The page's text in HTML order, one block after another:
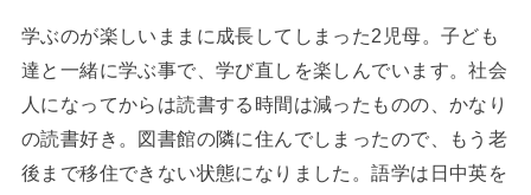
学ぶのが楽しいままに成長してしまった2児母。子ども
達と一緒に学ぶ事で、学び直しを楽しんでいます。社会
人になってからは読書する時間は減ったものの、かなり
の読書好き。図書館の隣に住んでしまったので、もう老
後まで移住できない状態になりました。語学は日中英を